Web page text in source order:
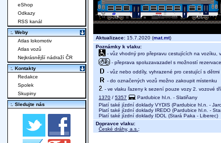
Aktualizace: 15.7.2020 (mat.mt)
Poznámky k vlaku:
- vůz vhodný pro přepravu cestujících na vozíku,
- přeprava spoluzavazadel s možností
- vůz nebo oddíly, vyhrazené pro cestující s
- do označených vozů možno zakoupit místenku
- ve vlaku řazeny k sezení pouze vozy 2. vozové
1370 / 5357
Pardubice hl.n. - Slatiňany
Platí také jízdní doklady VYDIS (Pardubice hl.n. -
Platí také jízdní doklady IREDO (Pardubice hl.n. -
Platí také jízdní doklady IDOL (Stará Paka - Liberec)
Dopravce vlaku:
České dráhy, a.s. ;
eShop
Odkazy
RSS kanál
:. Weby
Atlas lokomotiv
Atlas vozů
Nejkrásnější nádraží ČR
:. Kontakty
Redakce
Spolek
Skupiny
:. Sledujte nás